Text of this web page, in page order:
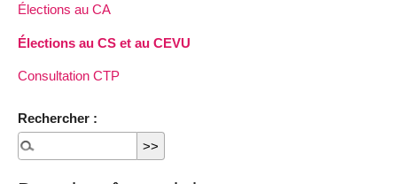
Élections au CA
Élections au CS et au CEVU
Consultation CTP
Rechercher :